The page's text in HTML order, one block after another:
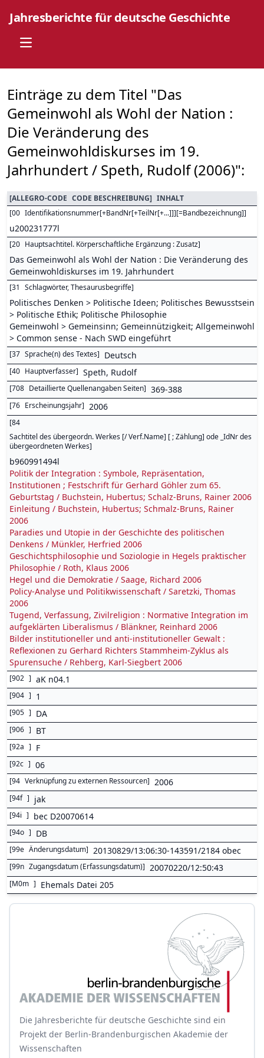
Jahresberichte für deutsche Geschichte
Open main menu
Einträge zu dem Titel "Das
Gemeinwohl als Wohl der Nation :
Die Veränderung des
Gemeinwohldiskurses im 19.
Jahrhundert / Speth, Rudolf (2006)":
[ALLEGRO-CODE CODE BESCHREIBUNG] INHALT
[00 Identifikationsnummer[+BandNr[+TeilNr[+...]]][=Bandbezeichnung]]
u200231777l
[20 Hauptsachtitel. Körperschaftliche Ergänzung : Zusatz]
Das Gemeinwohl als Wohl der Nation : Die Veränderung des
Gemeinwohldiskurses im 19. Jahrhundert
[31 Schlagwörter, Thesaurusbegriffe]
Politisches Denken > Politische Ideen; Politisches Bewusstsein
> Politische Ethik; Politische Philosophie
Gemeinwohl > Gemeinsinn; Gemeinnützigkeit; Allgemeinwohl
> Common sense - Nach SWD eingeführt
[37 Sprache(n) des Textes] Deutsch
[40 Hauptverfasser] Speth, Rudolf
[708 Detaillierte Quellenangaben Seiten] 369-388
[76 Erscheinungsjahr] 2006
[84
Sachtitel des übergeordn. Werkes [/ Verf.Name] [ ; Zählung] ode _IdNr des
übergeordneten Werkes]
b960991494l
Politik der Integration : Symbole, Repräsentation,
Institutionen ; Festschrift für Gerhard Göhler zum 65.
Geburtstag / Buchstein, Hubertus; Schalz-Bruns, Rainer 2006
Einleitung / Buchstein, Hubertus; Schmalz-Bruns, Rainer
2006
Paradies und Utopie in der Geschichte des politischen
Denkens / Münkler, Herfried 2006
Geschichtsphilosophie und Soziologie in Hegels praktischer
Philosophie / Roth, Klaus 2006
Hegel und die Demokratie / Saage, Richard 2006
Policy-Analyse und Politikwissenschaft / Saretzki, Thomas
2006
Tugend, Verfassung, Zivilreligion : Normative Integration im
aufgeklärten Liberalismus / Blänkner, Reinhard 2006
Bilder institutioneller und anti-institutioneller Gewalt :
Reflexionen zu Gerhard Richters Stammheim-Zyklus als
Spurensuche / Rehberg, Karl-Siegbert 2006
[902 ] aK n04.1
[904 ] 1
[905 ] DA
[906 ] BT
[92a ] F
[92c ] 06
[94 Verknüpfung zu externen Ressourcen] 2006
[94f ] jak
[94i ] bec D20070614
[94o ] DB
[99e Änderungsdatum] 20130829/13:06:30-143591/2184 obec
[99n Zugangsdatum (Erfassungsdatum)] 20070220/12:50:43
[M0m ] Ehemals Datei 205
Die Jahresberichte für deutsche Geschichte sind ein
Projekt der Berlin-Brandenburgischen Akademie der
Wissenschaften